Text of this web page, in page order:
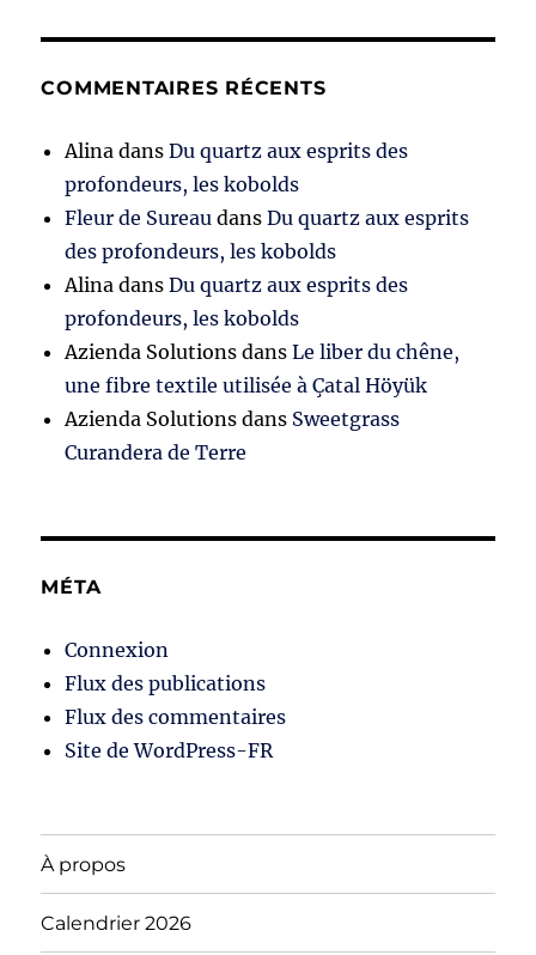
COMMENTAIRES RÉCENTS
Alina dansDu quartz aux esprits des
profondeurs, les kobolds
Fleur de Sureau dansDu quartz aux esprits
des profondeurs, les kobolds
Alina dansDu quartz aux esprits des
profondeurs, les kobolds
Azienda Solutions dansLe liber du chêne,
une fibre textile utilisée à Çatal Höyük
Azienda Solutions dans Sweetgrass
Curandera de Terre
MÉTA
Connexion
Flux des publications
Flux des commentaires
Site de WordPress-FR
À propos
Calendrier 2026